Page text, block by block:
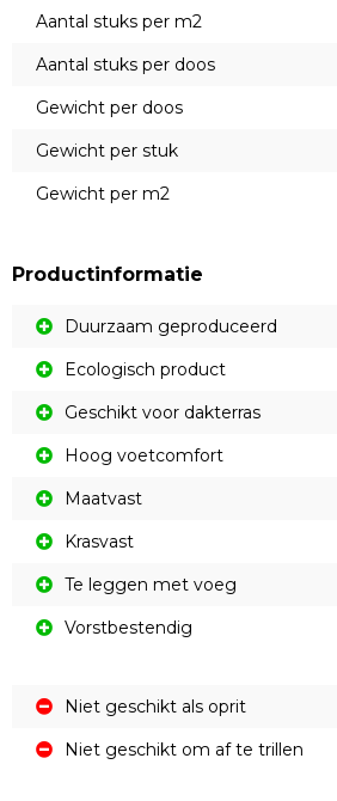
Aantal stuks per m2
Aantal stuks per doos
Gewicht per doos
Gewicht per stuk
Gewicht per m2
Productinformatie
Duurzaam geproduceerd
Ecologisch product
Geschikt voor dakterras
Hoog voetcomfort
Maatvast
Krasvast
Te leggen met voeg
Vorstbestendig
Niet geschikt als oprit
Niet geschikt om af te trillen